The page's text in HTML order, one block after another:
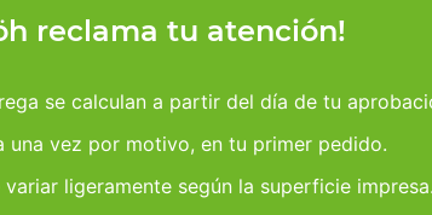
reclama tu atención!
se calculan a partir del día de tu
una vez por motivo, en tu primer pedido.
ligeramente según la superficie impresa.